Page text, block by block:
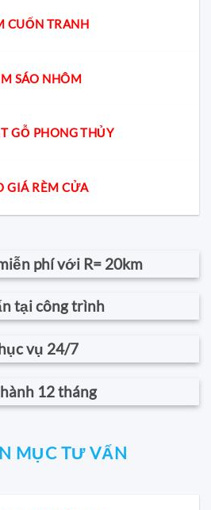
CUỐN TRANH
SÁO NHÔM
GỖ PHONG THỦY
GIÁ RÈM CỬA
phí với R= 20km
tại công trình
vụ 24/7
12 tháng
MỤC TƯ VẤN